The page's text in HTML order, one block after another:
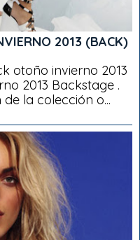
2013 (BACK)
otoño invierno 2013
2013 Backstage .
la colección o...